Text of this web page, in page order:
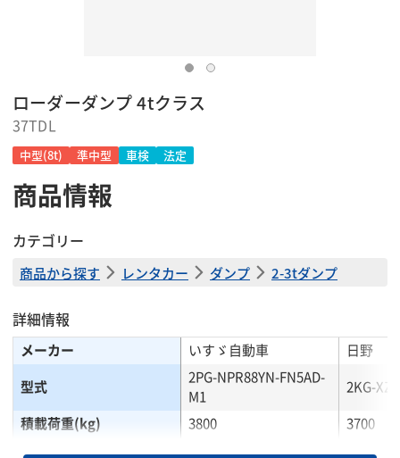
ローダーダンプ 4tクラス
37TDL
中型(8t) 準中型 車検 法定
商品情報
カテゴリー
商品から探す レンタカー ダンプ 2-3tダンプ
詳細情報
メーカー いすゞ自動車 日野
型式
2PG-NPR88YN-FN5AD-
M1
2KG-
積載荷重(kg) 3800
3700